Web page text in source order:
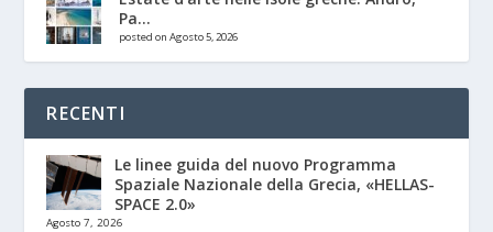
Pa...
posted on Agosto 5, 2026
RECENTI
Le linee guida del nuovo Programma
Spaziale Nazionale della Grecia, «HELLAS-
SPACE 2.0»
Agosto 7, 2026